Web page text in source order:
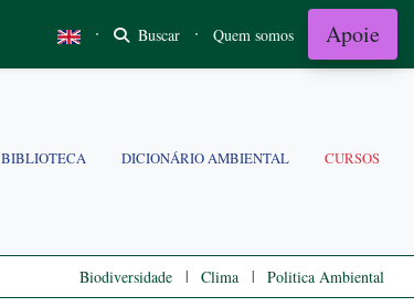
· Buscar · Quem somos Apoie
BIBLIOTECA DICIONÁRIO AMBIENTAL CURSOS
Biodiversidade | Clima | Politica Ambiental